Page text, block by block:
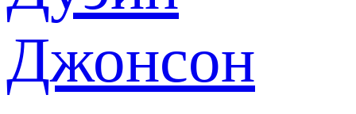
Джонсон